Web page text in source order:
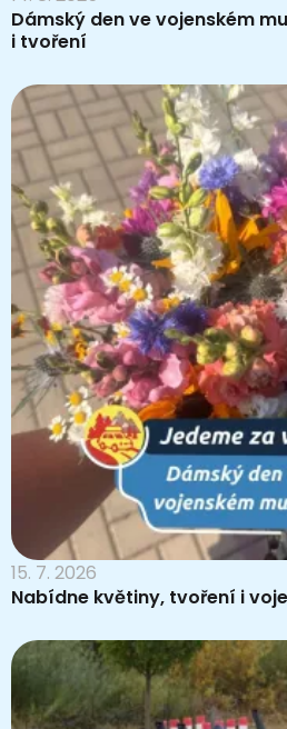
Dámský den ve vojenském
i tvoření
15. 7. 2026
Nabídne květiny, tvoření i